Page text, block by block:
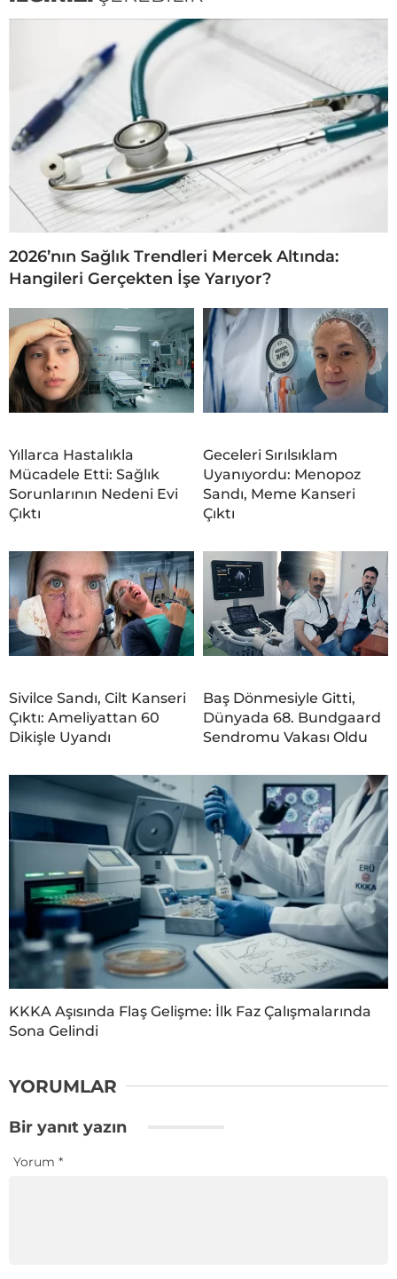
2026’nın Sağlık Trendleri Mercek Altında:
Hangileri Gerçekten İşe Yarıyor?
Yıllarca Hastalıkla
Mücadele Etti: Sağlık
Sorunlarının Nedeni Evi
Çıktı
Geceleri Sırılsıklam
Uyanıyordu: Menopoz
Sandı, Meme Kanseri
Çıktı
Sivilce Sandı, Cilt Kanseri
Çıktı: Ameliyattan 60
Dikişle Uyandı
Baş Dönmesiyle Gitti,
Dünyada 68. Bundgaard
Sendromu Vakası Oldu
KKKA Aşısında Flaş Gelişme: İlk Faz Çalışmalarında
Sona Gelindi
YORUMLAR
Bir yanıt yazın
Yorum *